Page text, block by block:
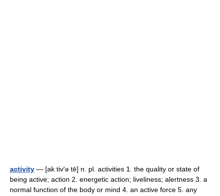
activity — [ak tiv′ə tē] n. pl. activities 1. the quality or state of
being active; action 2. energetic action; liveliness; alertness 3. a
normal function of the body or mind 4. an active force 5. any